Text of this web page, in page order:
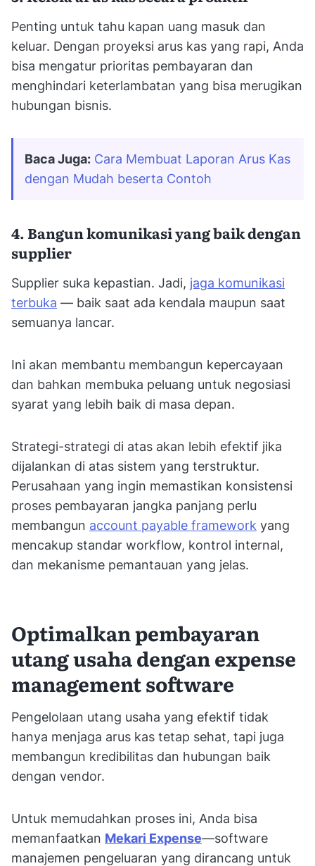
Penting untuk tahu kapan uang masuk dan
keluar. Dengan proyeksi arus kas yang rapi, Anda
bisa mengatur prioritas pembayaran dan
menghindari keterlambatan yang bisa merugikan
hubungan bisnis.
Baca Juga: Cara Membuat Laporan Arus Kas
dengan Mudah beserta Contoh
4. Bangun komunikasi yang baik dengan
supplier
Supplier suka kepastian. Jadi, jaga komunikasi
terbuka — baik saat ada kendala maupun saat
semuanya lancar.
Ini akan membantu membangun kepercayaan
dan bahkan membuka peluang untuk negosiasi
syarat yang lebih baik di masa depan.
Strategi-strategi di atas akan lebih efektif jika
dijalankan di atas sistem yang terstruktur.
Perusahaan yang ingin memastikan konsistensi
proses pembayaran jangka panjang perlu
membangun account payable framework yang
mencakup standar workflow, kontrol internal,
dan mekanisme pemantauan yang jelas.
Optimalkan pembayaran
utang usaha dengan expense
management software
Pengelolaan utang usaha yang efektif tidak
hanya menjaga arus kas tetap sehat, tapi juga
membangun kredibilitas dan hubungan baik
dengan vendor.
Untuk memudahkan proses ini, Anda bisa
memanfaatkan Mekari Expense—software
manajemen pengeluaran yang dirancang untuk